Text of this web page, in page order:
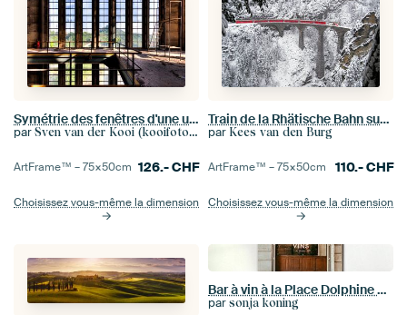
Symétrie des fenêtres d'une usine délabrée
par Sven van der Kooi (kooifotografie)
ArtFrame™ –75×50cm 126.-CHF
Choisissez vous-même la dimension
Train de la Rhätische Bahn sur le Landwasserviaduct
par Kees van den Burg
ArtFrame™ –75×50cm 110.-CHF
Choisissez vous-même la dimension
Bar à vin à la Place Dolphine Paris - Photo print vintage cafe
par sonja koning